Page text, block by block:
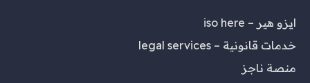
ايزو هير – iso here
خدمات قانونية – legal services
منصة ناجز